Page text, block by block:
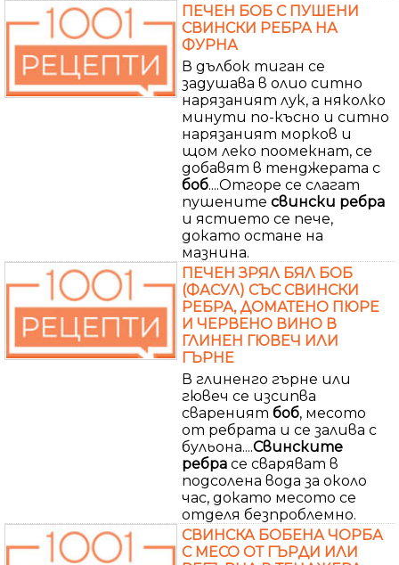
ПЕЧЕН БОБ С ПУШЕНИ
СВИНСКИ РЕБРА НА
ФУРНА
В дълбок тиган се
задушава в олио ситно
нарязаният лук, а няколко
минути по-късно и ситно
нарязаният морков и
щом леко поомекнат, се
добавят в тенджерата с
боб....Отгоре се слагат
пушените свински ребра
и ястието се пече,
докато остане на
мазнина.
ПЕЧЕН ЗРЯЛ БЯЛ БОБ
(ФАСУЛ) СЪС СВИНСКИ
РЕБРА, ДОМАТЕНО ПЮРЕ
И ЧЕРВЕНО ВИНО В
ГЛИНЕН ГЮВЕЧ ИЛИ
ГЪРНЕ
В глиненго гърне или
гювеч се изсипва
свареният боб, месото
от ребрата и се залива с
бульона....Свинските
ребра се сваряват в
подсолена вода за около
час, докато месото се
отделя безпроблемно.
СВИНСКА БОБЕНА ЧОРБА
С МЕСО ОТ ГЪРДИ ИЛИ